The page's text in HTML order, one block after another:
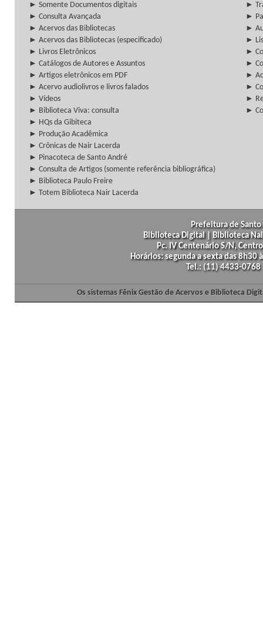
► Somente Documentos digitais
►
► Consulta Avançada
►
► Acervos das Bibliotecas
►
► Acervos das Bibliotecas (especificado)
►
► Livros Eletrônicos
►
► Catálogos de Autores e Assuntos
►
► Artigos eletrônicos em PDF
►
► Acervo audiolivros e livros falados
►
► Vídeos
►
► Biblioteca Viva: consulta
►
► HQs da Gibiteca
► Produção Acadêmica
► Crônicas de Nair Lacerda
► Pinacoteca de Santo André
► Consulta de Artigos (somente referência bibliográfica)
► Biblioteca Paulo Freire
► Totem Biblioteca Nair Lacerda
Prefeitura de
Biblioteca Digital | Biblioteca
Pc. IV Centenário S/N,
Horários: segunda a sexta das
Tel.: (11) 4433-
Os sistemas Fênix Gestão de Acervos e Biblioteca